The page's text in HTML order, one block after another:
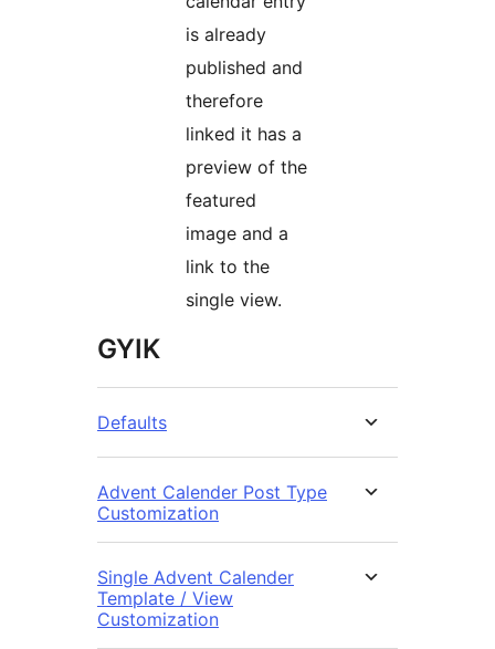
is already
published and
therefore
linked it has a
preview of the
featured
image and a
link to the
single view.
GYIK
Defaults
Advent Calender Post Type
Customization
Single Advent Calender
Template / View
Customization